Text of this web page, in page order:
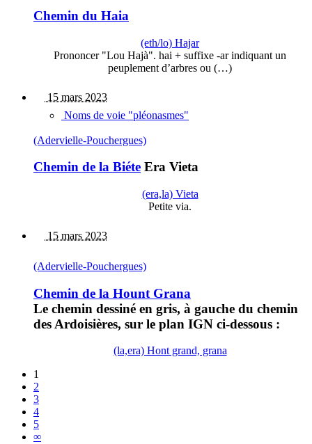
Chemin du Haia
(eth/lo) Hajar
Prononcer "Lou Hajà". hai + suffixe -ar indiquant un
peuplement d’arbres ou (…)
15 mars 2023
Noms de voie "pléonasmes"
(Adervielle-Pouchergues)
Chemin de la Biéte Era Vieta
(era,la) Vieta
Petite via.
15 mars 2023
(Adervielle-Pouchergues)
Chemin de la Hount Grana
Le chemin dessiné en gris, à gauche du chemin
des Ardoisières, sur le plan IGN ci-dessous :
(la,era) Hont grand, grana
1
2
3
4
5
∞